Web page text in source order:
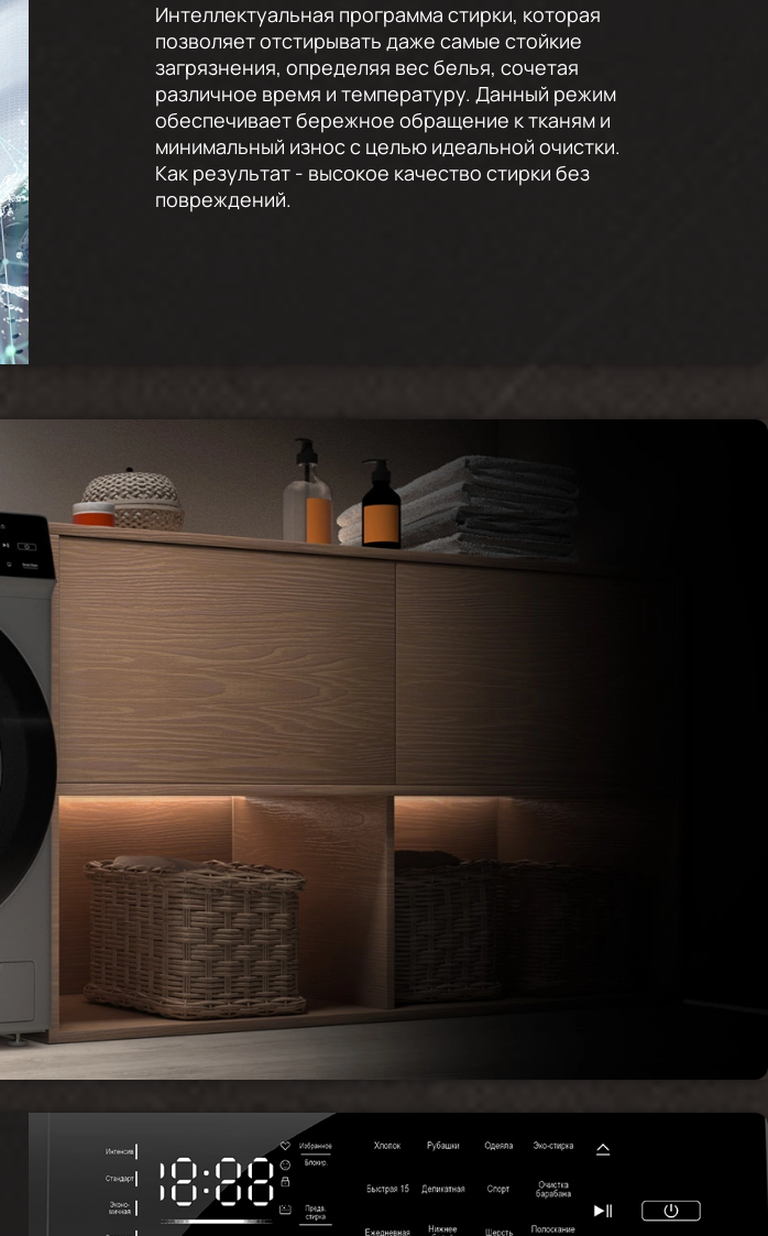
Интеллектуальная программа стирки, которая
позволяет отстирывать даже самые стойкие
загрязнения, определяя вес белья, сочетая
различное время и температуру. Данный режим
обеспечивает бережное обращение к тканям и
минимальный износ с целью идеальной очистки.
Как результат - высокое качество стирки без
повреждений.